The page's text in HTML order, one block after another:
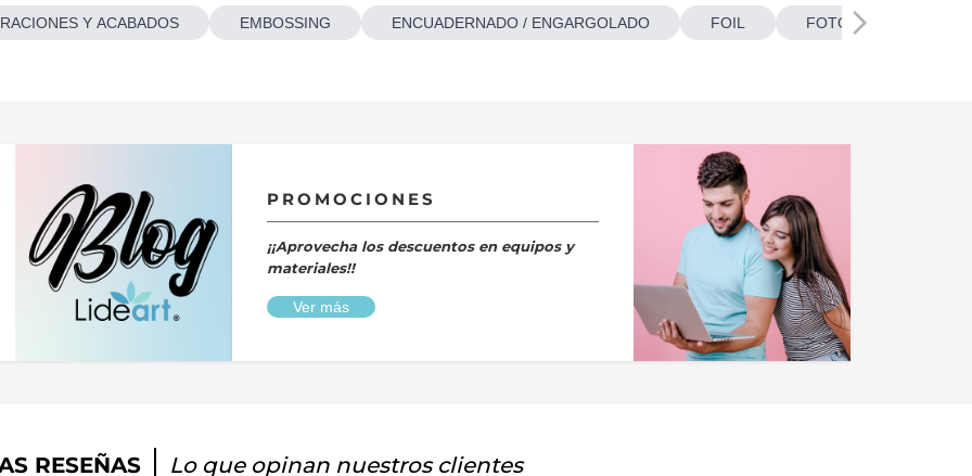
Y ACABADOS EMBOSSING ENCUADERNADO / ENGARGOLADO FOIL FOTOBOTONES
PROMOCIONES
¡¡Aprovecha los descuentos en equipos y
materiales!!
Ver más
RESEÑAS Lo que opinan nuestros clientes